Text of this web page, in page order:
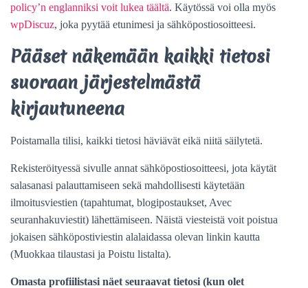
policy’n englanniksi voit lukea täältä. Käytössä voi olla myös
wpDiscuz, joka pyytää etunimesi ja sähköpostiosoitteesi.
Pääset näkemään kaikki tietosi
suoraan järjestelmästä
kirjautuneena
Poistamalla tilisi, kaikki tietosi häviävät eikä niitä säilytetä.
Rekisteröityessä sivulle annat sähköpostiosoitteesi, jota käytät
salasanasi palauttamiseen sekä mahdollisesti käytetään
ilmoitusviestien (tapahtumat, blogipostaukset, Avec
seuranhakuviestit) lähettämiseen. Näistä viesteistä voit poistua
jokaisen sähköpostiviestin alalaidassa olevan linkin kautta
(Muokkaa tilaustasi ja Poistu listalta).
Omasta profiilistasi näet seuraavat tietosi (kun olet